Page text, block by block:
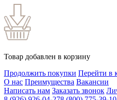
Товар добавлен в корзину
Продолжить покупки Перейти в
О нас Преимущества Вакансии
Написать нам Заказать звонок